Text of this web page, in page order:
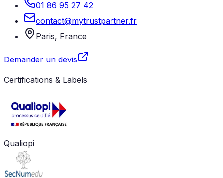
01 86 95 27 42
contact@mytrustpartner.fr
Paris, France
Demander un devis
Certifications & Labels
Qualiopi